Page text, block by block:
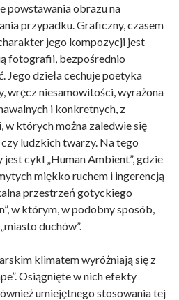
powstawania obrazu na
przypadku. Graficzny, czasem
jego kompozycji jest
fotografii, bezpośrednio
Jego dzieła cechuje poetyka
wręcz niesamowitości, wyrażona
i konkretnych, z
których można zaledwie się
ludzkich twarzy. Na tego
cykl „Human Ambient”, gdzie
miękko ruchem i ingerencją
przestrzeń gotyckiego
w którym, w podobny sposób,
duchów”.
klimatem wyróżniają się z
Osiągnięte w nich efekty
umiejętnego stosowania tej